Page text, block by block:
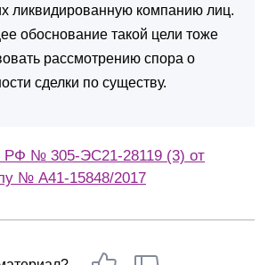
ликвидированную компанию лиц.
обоснование такой цели тоже
рассмотрению спора о
сделки по существу.
РФ № 305-ЭС21-28119 (3) от
№ А41-15848/2017